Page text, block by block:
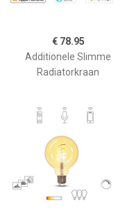
€ 78.95
Additionele Slimme
Radiatorkraan